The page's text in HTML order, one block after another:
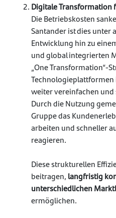
Digitale Transformation
Die Betriebskosten
Santander ist dies unter
Entwicklung hin zu
und global integrierten
„One Transformation“-
weiter vereinfachen
Durch die Nutzung
Gruppe das
arbeiten und schneller
reagieren.
Diese strukturellen
beitragen, langfristig
unterschiedlichen
ermöglichen.